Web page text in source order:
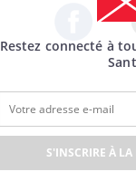
Facebook
Restez connecté à
S'INSCRIRE À LA